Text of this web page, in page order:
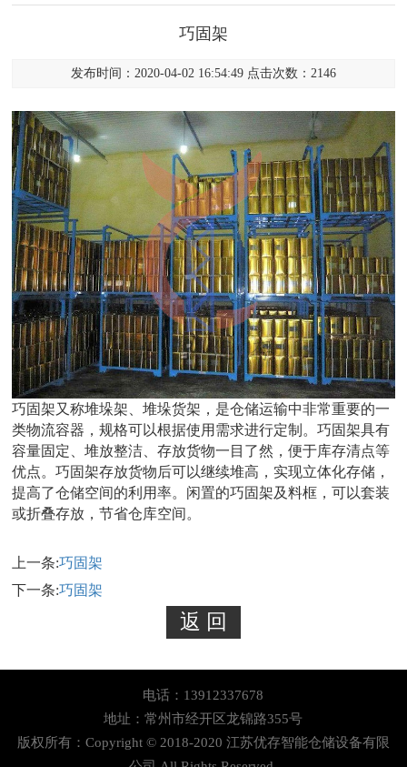
巧固架
发布时间：2020-04-02 16:54:49 点击次数：2146
巧固架又称堆垛架、堆垛货架，是仓储运输中非常重要的一
类物流容器，规格可以根据使用需求进行定制。巧固架具有
容量固定、堆放整洁、存放货物一目了然，便于库存清点等
优点。巧固架存放货物后可以继续堆高，实现立体化存储，
提高了仓储空间的利用率。闲置的巧固架及料框，可以套装
或折叠存放，节省仓库空间。
上一条:巧固架
下一条:巧固架
电话：13912337678
地址：常州市经开区龙锦路355号
版权所有：Copyright © 2018-2020 江苏优存智能仓储设备有限